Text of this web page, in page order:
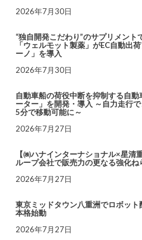
2026年7月30日
“独自開発こだわり”のサプリメント
「ウェルモット製薬」がEC自動出
ーノ」を導入
2026年7月30日
自動車船の荷役中断を抑制する自動
ーター」を開発・導入 ～自力走行
5分で移動可能に～
2026年7月27日
【㈱ハナインターナショナル×星清
ループ会社で販売力の更なる強化ね
2026年7月27日
東京ミッドタウン八重洲でロボット
本格始動
2026年7月27日